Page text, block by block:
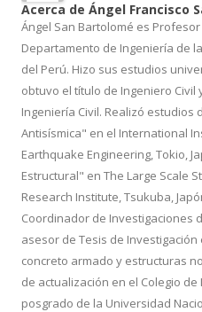
Acerca de Ángel Francisco
Ángel San Bartolomé es
Departamento de Ingeniería de
del Perú. Hizo sus estudios
obtuvo el título de Ingeniero Civil
Ingeniería Civil. Realizó
Antisísmica" en el International
Earthquake Engineering, Tokio,
Estructural" en The Large Scale
Research Institute, Tsukuba,
Coordinador de Investigaciones
asesor de Tesis de
concreto armado y estructuras
de actualización en el Colegio
posgrado de la Universidad